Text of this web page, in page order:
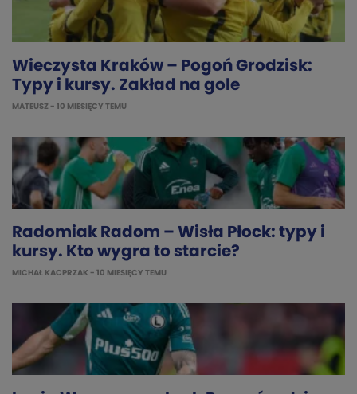
Wieczysta Kraków – Pogoń Grodzisk:
Typy i kursy. Zakład na gole
MATEUSZ - 10 MIESIĘCY TEMU
Radomiak Radom – Wisła Płock: typy i
kursy. Kto wygra to starcie?
MICHAŁ KACPRZAK - 10 MIESIĘCY TEMU